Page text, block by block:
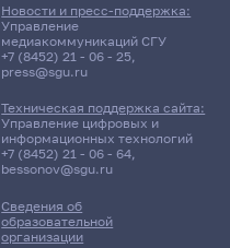
Сведения об
образовательной
организации
Новости и пресс-поддержка:
Управление
медиакоммуникаций СГУ
+7 (8452) 21 - 06 - 25,
press@sgu.ru
Техническая поддержка сайта:
Управление цифровых и
информационных технологий
+7 (8452) 21 - 06 - 64,
bessonov@sgu.ru